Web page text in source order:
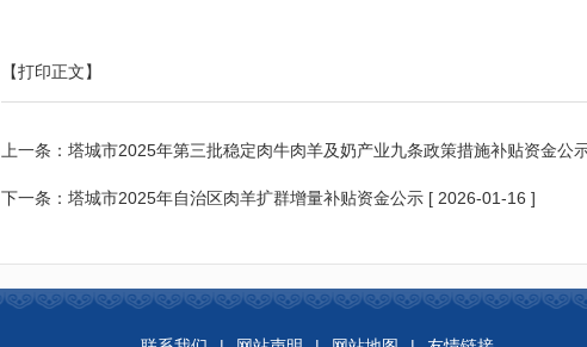
tc202
社区
东区
饮水
建设
2026.
区
主管
以设
【打印正文】
上一条： 塔城市2025年第三批稳定肉牛肉羊及奶产业九条政策措施补贴资金公
下一条： 塔城市2025年自治区肉羊扩群增量补贴资金公示 [ 2026-01-16 ]